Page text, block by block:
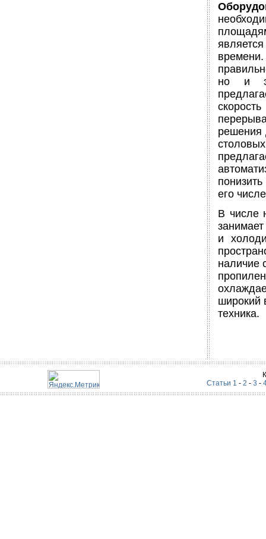
но и
решения
его
В числе
и
наличие
широкий
техника.
Статьи 1 - 2 - 3 -